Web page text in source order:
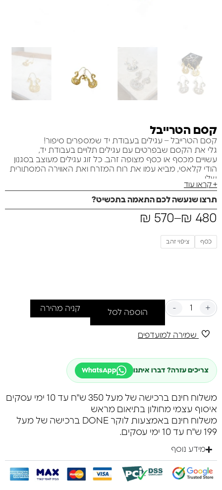
קסם הטרייבל
קסם הטרייבל – עגילים בעבודת יד שמספרים סיפור!
גלי את הקסם שבפרטים עם עגילים תלויים בעבודת יד,
עשויים מכסף או כסף מצופה זהב. כל זוג עגילים מעוצב בסגנון
הודי קלאסי, מביא עמו את רוח המזרח ואת האווירה המסתורית
שלו.
.כל עגיל הוא יצירת אמנות בפני עצמה, עם פרטים מדויקים
שמזכירים את הקסם והאומנות של המזרח.
שמחפשות את הטאץ' המיוחד שישדרג כל הופעה.
שמספרים סיפור!
משקל כולל : 8.9 גרם
+ קראו עוד
תרצו שנעשה לכם התאמה בתכשיט?
₪ 480
–
₪ 570
כסף ציפוי זהב
- +
הוספה לסל קניה מהירה
שמירה למועדפים
צריכים עזרה? דברו איתנו WhatsApp
משלוח חינם ברכישה של מעל 350 ש"ח עד 10 ימי עסקים
איסוף עצמי מחולון בתיאום מראש
משלוח חינם באמצעות לוקר DONE ברכישה של מעל
199 ש"ח עד 10 ימי עסקים.
מידע נוסף